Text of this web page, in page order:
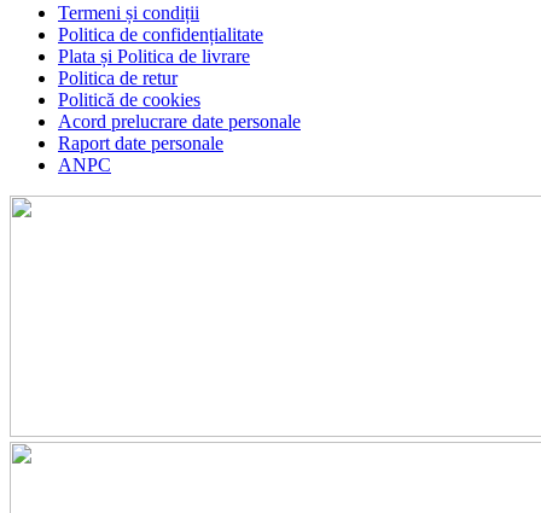
Termeni și condiții
Politica de confidențialitate
Plata și Politica de livrare
Politica de retur
Politică de cookies
Acord prelucrare date personale
Raport date personale
ANPC